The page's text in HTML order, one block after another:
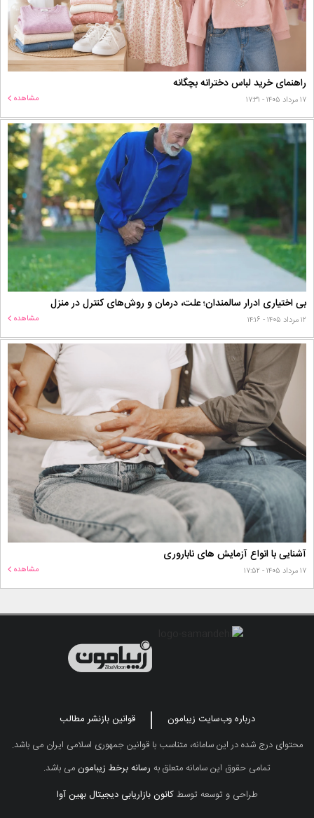
راهنمای خرید لباس دخترانه بچگانه
۱۷ مرداد ۱۴۰۵ - ۱۷:۳۱ مشاهده
بی اختیاری ادرار سالمندان؛ علت، درمان و روش‌های کنترل در منزل
۱۲ مرداد ۱۴۰۵ - ۱۴:۱۶ مشاهده
آشنایی با انواع آزمایش های ناباروری
۱۷ مرداد ۱۴۰۵ - ۱۷:۵۲ مشاهده
درباره وب‌سایت زیبامون
قوانین بازنشر مطالب
محتوای درج شده در این سامانه، متناسب با قوانین جمهوری اسلامی ایران می باشد.
تمامی حقوق این سامانه متعلق به رسانه برخط زیبامونمی باشد.
طراحی و توسعه توسطکانون بازاریابی دیجیتال بهین آوا